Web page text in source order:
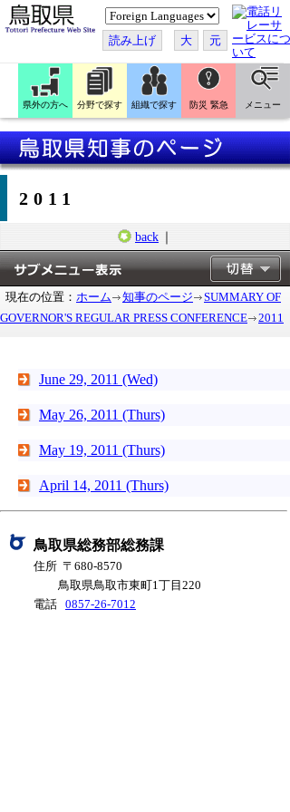
こ
の
ペ
ー
ジ
翻
訳
す
る
読み上げ 大 元
県外の方へ 分野で探す 組織で探す 防災 緊急 メニュー
2011
back ｜
現在の位置： ホーム 知事のページ
SUMMARY OF
GOVERNOR'S REGULAR PRESS CONFERENCE
2011
June 29, 2011 (Wed)
May 26, 2011 (Thurs)
May 19, 2011 (Thurs)
April 14, 2011 (Thurs)
鳥取県総務部総務課
住所 〒680-8570
鳥取県鳥取市東町1丁目220
電話 0857-26-7012